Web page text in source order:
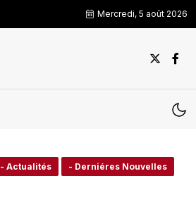
Mercredi, 5 août 2026
- Actualités - Derniéres Nouvelles